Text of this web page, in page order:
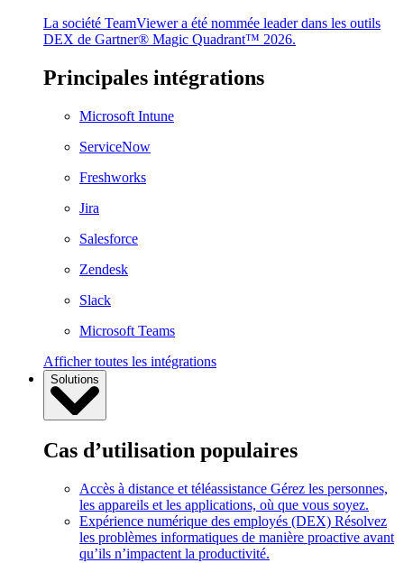
La société TeamViewer a été nommée leader dans les outils
DEX de Gartner® Magic Quadrant™ 2026.
Principales intégrations
Microsoft Intune
ServiceNow
Freshworks
Jira
Salesforce
Zendesk
Slack
Microsoft Teams
Afficher toutes les intégrations
Solutions
Cas d’utilisation populaires
Accès à distance et téléassistance Gérez les personnes,
les appareils et les applications, où que vous soyez.
Expérience numérique des employés (DEX) Résolvez
les problèmes informatiques de manière proactive avant
qu’ils n’impactent la productivité.